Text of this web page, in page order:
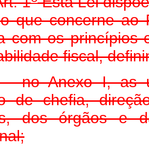
que concerne ao
com os princípios
fiscal,
no Anexo I, as
de chefia,
dos órgãos e